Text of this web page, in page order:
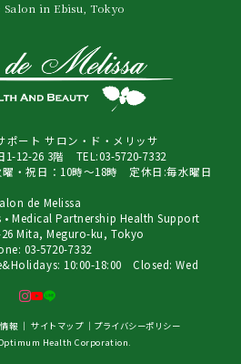
Salon in Ebisu, Tokyo
ポート サロン・ド・メリッサ
1-12-26 3階 TEL:03-5720-7332
・祝日：10時～18時 定休日:毎水曜日
de Melissa
Medical Partnership Health Support
26 Mita, Meguro-ku, Tokyo
03-5720-7332
10:00-18:00 Closed: Wed
報 ｜サイトマップ｜ プライバシーポリシー
Health Corporation.